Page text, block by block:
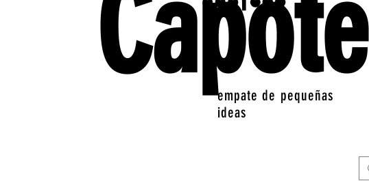
Capote
empate de pequeñas
ideas